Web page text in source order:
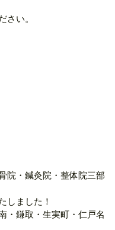
さい。
院・鍼灸院・整体院三部
しました！
・鎌取・生実町・仁戸名